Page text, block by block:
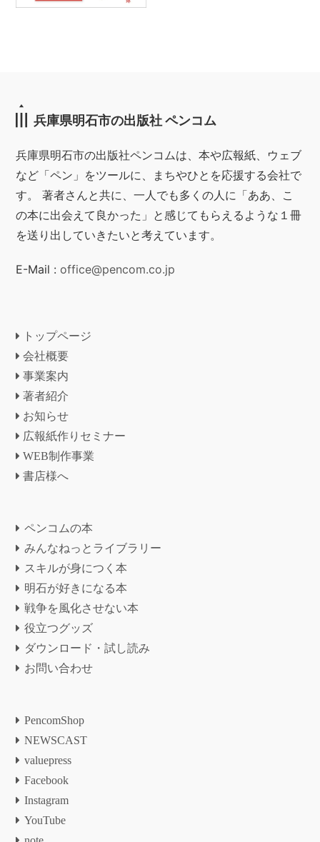
兵庫県明石市の出版社 ペンコム
兵庫県明石市の出版社ペンコムは、本や広報紙、ウェブ
など「ペン」をツールに、まちやひとを応援する会社で
す。 著者さんと共に、一人でも多くの人に「ああ、こ
の本に出会えて良かった」と感じてもらえるような１冊
を送り出していきたいと考えています。
E-Mail :office@pencom.co.jp
トップページ
会社概要
事業案内
著者紹介
お知らせ
広報紙作りセミナー
WEB制作事業
書店様へ
ペンコムの本
みんなねっとライブラリー
スキルが身につく本
明石が好きになる本
戦争を風化させない本
役立つグッズ
ダウンロード・試し読み
お問い合わせ
PencomShop
NEWSCAST
valuepress
Facebook
Instagram
YouTube
note